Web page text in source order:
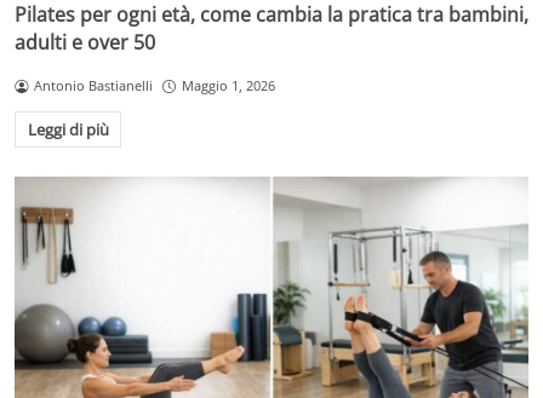
Pilates per ogni età, come cambia la pratica tra bambini,
adulti e over 50
Antonio Bastianelli Maggio 1, 2026
Leggi di più